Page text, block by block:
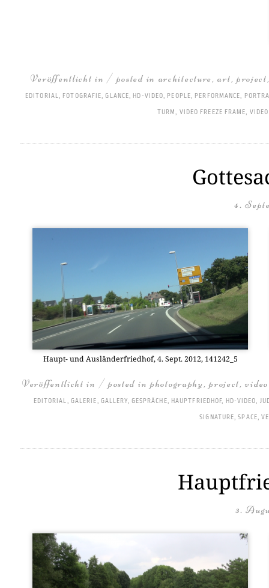
Veröffentlicht in / posted in architecture,art, project
EDITORIAL, FOTOGRAFIE,GLANCE, HD-VIDEO, PEOPLE, PERFORMANCE,
TURM, VIDEO FREEZE FRAME,
4.
Haupt- und Aus­län­der­fried­hof, 4. Sept. 2012, 141242_5
Veröffentlicht in / posted in photography,project,
EDITORIAL, GALERIE, GALLERY, GESPRÄCHE, HAUPTFRIEDHOF, HD-VIDEO,
SIGNATURE,SPACE,
3.